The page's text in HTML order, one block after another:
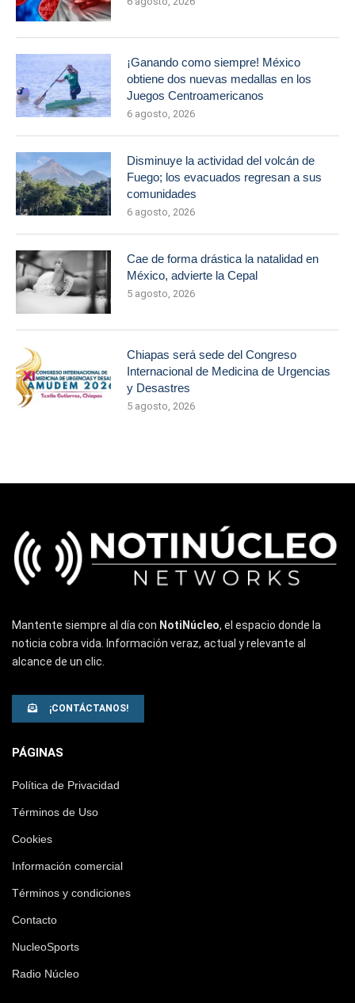
¡Ganando como siempre! México
obtiene dos nuevas medallas en los
Juegos Centroamericanos
6 agosto, 2026
Disminuye la actividad del volcán de
Fuego; los evacuados regresan a sus
comunidades
6 agosto, 2026
Cae de forma drástica la natalidad en
México, advierte la Cepal
5 agosto, 2026
Chiapas será sede del Congreso
Internacional de Medicina de Urgencias
y Desastres
5 agosto, 2026
Mantente siempre al día con NotiNúcleo, el espacio donde la
noticia cobra vida. Información veraz, actual y relevante al
alcance de un clic.
¡CONTÁCTANOS!
PÁGINAS
Política de Privacidad
Términos de Uso
Cookies
Información comercial
Términos y condiciones
Contacto
NucleoSports
Radio Núcleo